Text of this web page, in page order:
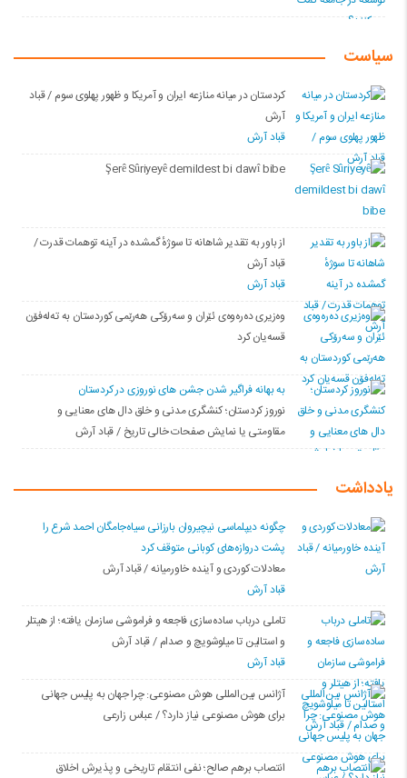
سیاست
کردستان در میانه منازعە ایران و آمریکا و ظهور پهلوی سوم / قباد
آرش
قباد آرش
Şerê Sûriyeyê demildest bi dawî bibe
از باور بە تقدیر شاهانه تا سوژهٔ گمشده در آینه توهمات قدرت /
قباد آرش
قباد آرش
وەزیری دەرەوەی ئێران و سەرۆکی هەرێمی کوردستان بە تەلەفۆن
قسەیان کرد
به بهانه فراگیر شدن جشن های نوروزی در کردستان
نوروز کردستان؛ کنشگری مدنی و خلق دال های معنایی و
مقاومتی یا نمایش صفحات خالی تاریخ / قباد آرش
یادداشت
چگونه دیپلماسی نیچیروان بارزانی سیاەجامگان احمد شرع را
پشت دروازەهای کوبانی متوقف کرد
معادلات کوردی و آینده خاورمیانه / قباد آرش
قباد آرش
تاملی درباب سادەسازی فاجعە و فراموشی سازمان یافتە؛ از هیتلر
و استالین تا میلوشویچ و صدام / قباد آرش
قباد آرش
آژانس بین‌المللی هوش مصنوعی: چرا جهان به پلیس جهانی
برای هوش مصنوعی نیاز دارد؟ / عباس زارعی
انتصاب برهم صالح؛ نفی انتقام تاریخی و پذیرش اخلاق